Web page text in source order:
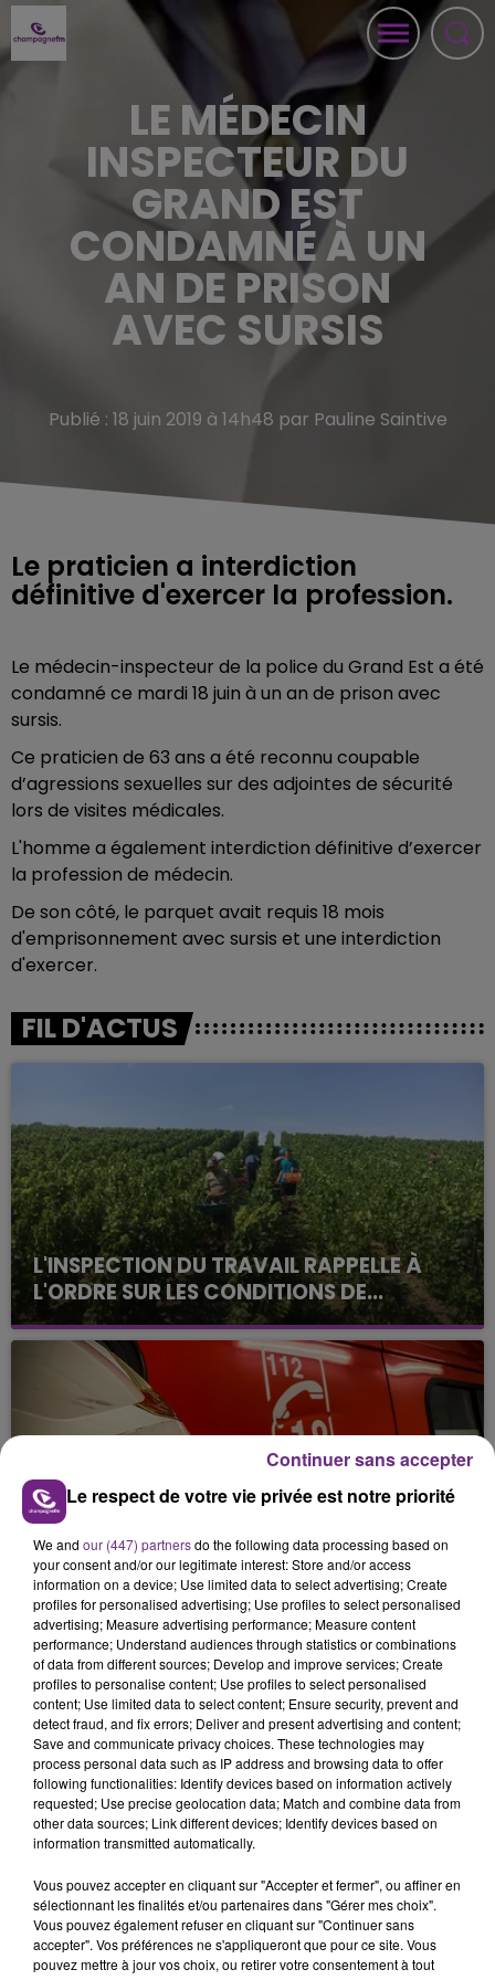
LE MÉDECIN
INSPECTEUR DU
GRAND EST
CONDAMNÉ À UN
AN DE PRISON
AVEC SURSIS
Publié : 18 juin 2019 à 14h48 par Pauline Saintive
Le praticien a interdiction
définitive d'exercer la profession.
Le médecin-inspecteur de la police du Grand Est a été
condamné ce mardi 18 juin à un an de prison avec
sursis.
Ce praticien de 63 ans a été reconnu coupable
d’agressions sexuelles sur des adjointes de sécurité
lors de visites médicales.
L'homme a également interdiction définitive d’exercer
la profession de médecin.
De son côté, le parquet avait requis 18 mois
d'emprisonnement avec sursis et une interdiction
d'exercer.
FIL D'ACTUS
L'INSPECTION DU TRAVAIL RAPPELLE À
L'ORDRE SUR LES CONDITIONS DE...
Alors que les dates de début des vendange 2026
s'est avéré être plus précoce que prévu,
l'inspection du Travail en profite pour rappeler
les conditions de...
UN FEU DE REMORQUE BLOQUE LA
CIRCULATION DANS LES ARDENNES
Un feu de remorque s'est déclaré ce mercredi en
fin de matinée sur l'A34.
TITRES DIFFUSÉS
18h56
18h56
INDOCHINE
18h54
18h54
ROSE & BRUNO MARS
Le respect de votre vie privée est notre priorité
We and our (447) partnersdo the following data processing based on
your consent and/or our legitimate interest: Store and/or access
information on a device; Use limited data to select advertising; Create
profiles for personalised advertising; Use profiles to select personalised
advertising; Measure advertising performance; Measure content
performance; Understand audiences through statistics or combinations
of data from different sources; Develop and improve services; Create
profiles to personalise content; Use profiles to select personalised
content; Use limited data to select content; Ensure security, prevent and
detect fraud, and fix errors; Deliver and present advertising and content;
Save and communicate privacy choices. These technologies may
process personal data such as IP address and browsing data to offer
following functionalities: Identify devices based on information actively
requested; Use precise geolocation data; Match and combine data from
other data sources; Link different devices; Identify devices based on
information transmitted automatically.
Vous pouvez accepter en cliquant sur "Accepter et fermer", ou affiner en
sélectionnant les finalités et/ou partenaires dans "Gérer mes choix".
Vous pouvez également refuser en cliquant sur "Continuer sans
accepter". Vos préférences ne s'appliqueront que pour ce site. Vous
pouvez mettre à jour vos choix, ou retirer votre consentement à tout
Continuer sans accepter